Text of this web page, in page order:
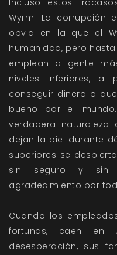
Incluso estos
Wyrm. La corrupción
obvia en la que el
humanidad, pero
emplean a gente
niveles inferiores, a
conseguir dinero o
bueno por el
verdadera naturaleza
dejan la piel durante
superiores se
sin seguro y sin
agradecimiento por
Cuando los
fortunas, caen
desesperación, sus